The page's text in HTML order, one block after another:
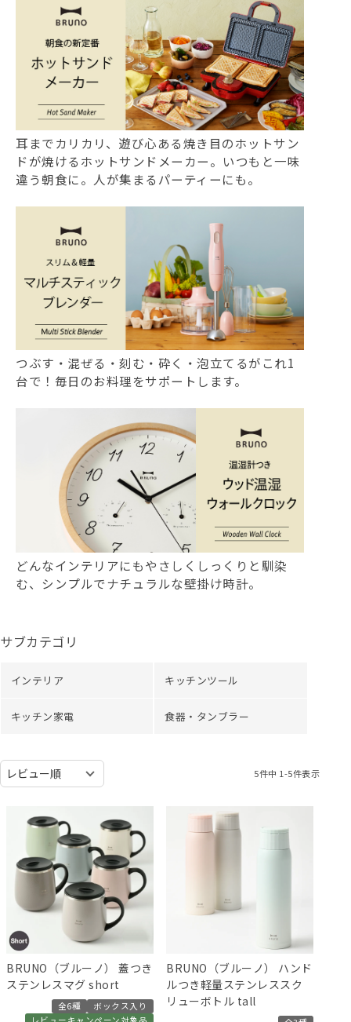
耳までカリカリ、遊び心ある焼き目のホットサン
ドが焼けるホットサンドメーカー。いつもと一味
違う朝食に。人が集まるパーティーにも。
つぶす・混ぜる・刻む・砕く・泡立てるがこれ1
台で！毎日のお料理をサポートします。
どんなインテリアにもやさしくしっくりと馴染
む、シンプルでナチュラルな壁掛け時計。
サブカテゴリ
インテリア キッチンツール
キッチン家電 食器・タンブラー
5件中 1-5件表示
BRUNO（ブルーノ） 蓋つき
ステンレスマグ short
全6種
ボックス入り
BRUNO（ブルーノ） ハンド
ルつき軽量ステンレススク
リューボトル tall